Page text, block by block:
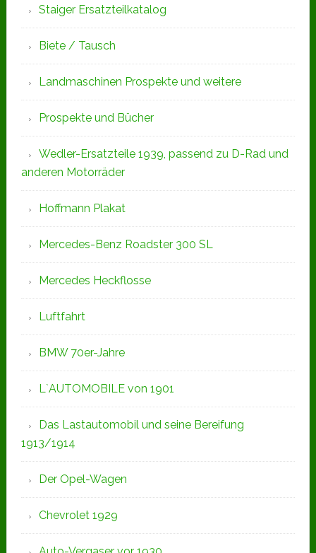
Staiger Ersatzteilkatalog
Biete / Tausch
Landmaschinen Prospekte und weitere
Prospekte und Bücher
Wedler-Ersatzteile 1939, passend zu D-Rad und
anderen Motorräder
Hoffmann Plakat
Mercedes-Benz Roadster 300 SL
Mercedes Heckflosse
Luftfahrt
BMW 70er-Jahre
L`AUTOMOBILE von 1901
Das Lastautomobil und seine Bereifung
1913/1914
Der Opel-Wagen
Chevrolet 1929